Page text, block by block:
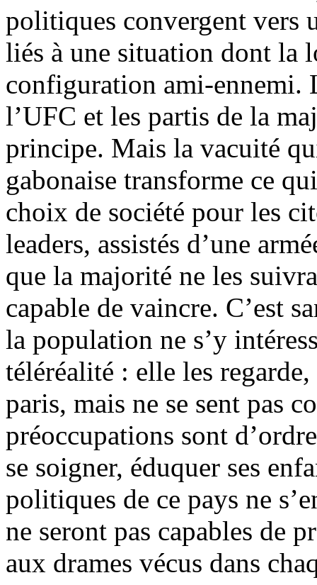
politiques convergent vers
liés à une situation dont la
configuration ami-ennemi.
l’UFC et les partis de la
principe. Mais la vacuité
gabonaise transforme ce
choix de société pour les
leaders, assistés d’une
que la majorité ne les
capable de vaincre. C’est
la population ne s’y
téléréalité : elle les
paris, mais ne se sent pas
préoccupations sont
se soigner, éduquer ses
politiques de ce pays ne
ne seront pas capables de
aux drames vécus dans